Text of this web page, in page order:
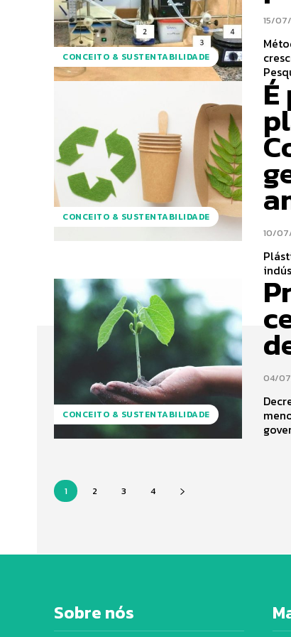
CONCEITO & SUSTENTABILIDADE
15/
CONCEITO & SUSTENTABILIDADE
10/
CONCEITO & SUSTENTABILIDADE
04/
1 2 3 4
Sobre nós